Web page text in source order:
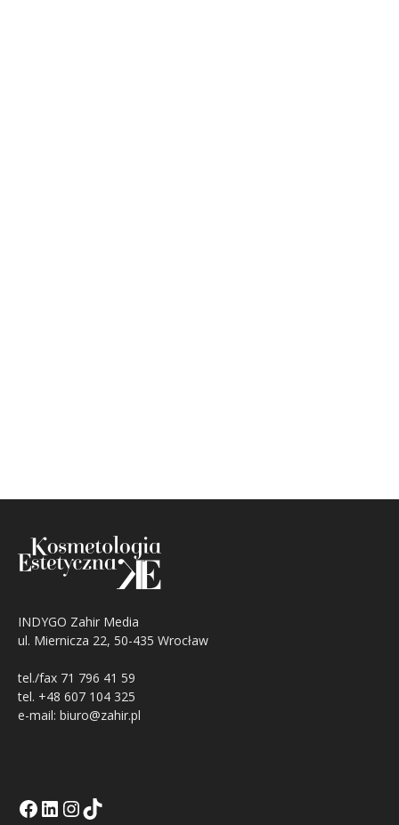
INDYGO Zahir Media
ul. Miernicza 22, 50-435 Wrocław
tel./fax 71 796 41 59
tel. +48 607 104 325
e-mail: biuro@zahir.pl
Facebook
LinkedIn
Tik Tok KEInstagramm KE